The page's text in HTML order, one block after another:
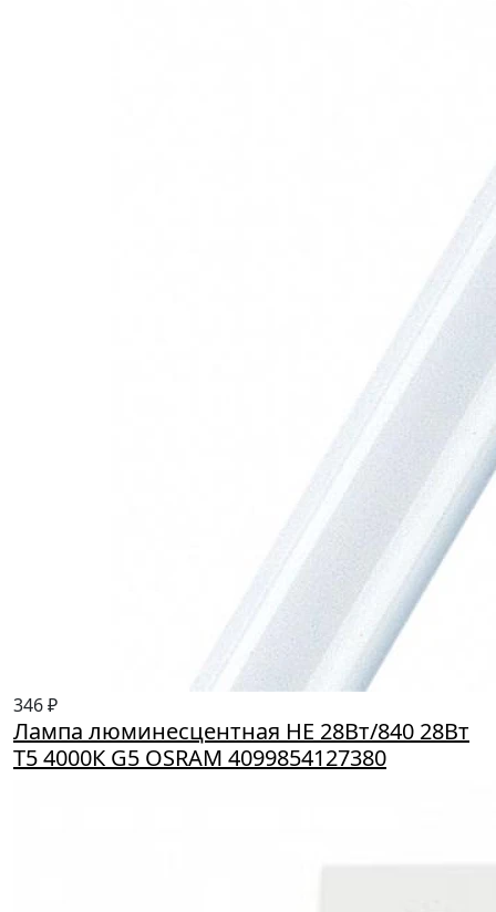
346 ₽
Лампа люминесцентная HE 28Вт/840 28Вт
T5 4000К G5 OSRAM 4099854127380